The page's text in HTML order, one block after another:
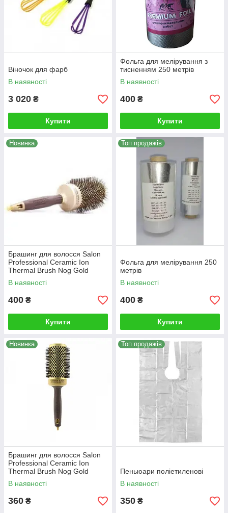
Віночок для фарб
В наявності
3 020 ₴
Купити
Фольга для мелірування з
тисненням 250 метрів
В наявності
400 ₴
Купити
Новинка
Брашинг для волосся Salon
Professional Ceramic Ion
Thermal Brush Nog Gold
Series 65
В наявності
400 ₴
Купити
Топ продажів
Фольга для мелірування 250
метрів
В наявності
400 ₴
Купити
Новинка
Брашинг для волосся Salon
Professional Ceramic Ion
Thermal Brush Nog Gold
Series 53
В наявності
360 ₴
Топ продажів
Пеньюари поліетиленові
В наявності
350 ₴